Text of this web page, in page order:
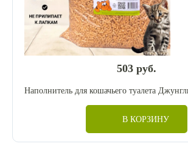
503 руб.
Наполнитель для кошачьего туалета
В КОРЗИНУ